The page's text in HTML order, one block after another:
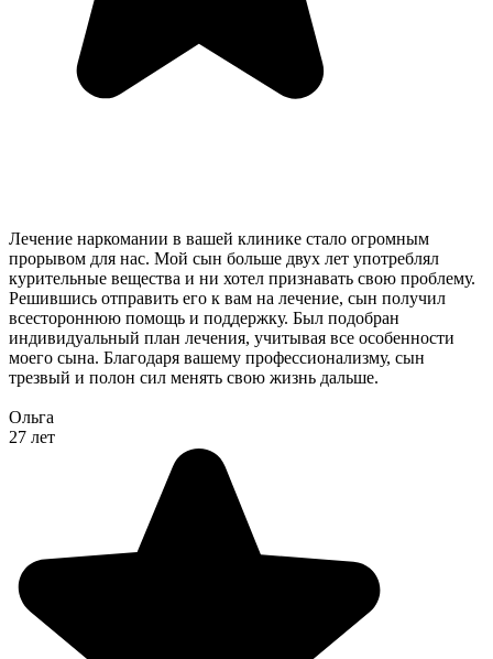
Лечение наркомании в вашей клинике стало огромным
прорывом для нас. Мой сын больше двух лет употреблял
курительные вещества и ни хотел признавать свою проблему.
Решившись отправить его к вам на лечение, сын получил
всестороннюю помощь и поддержку. Был подобран
индивидуальный план лечения, учитывая все особенности
моего сына. Благодаря вашему профессионализму, сын
трезвый и полон сил менять свою жизнь дальше.
Ольга
27 лет